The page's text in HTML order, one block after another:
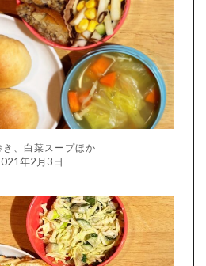
き、白菜スープほか
年2月3日